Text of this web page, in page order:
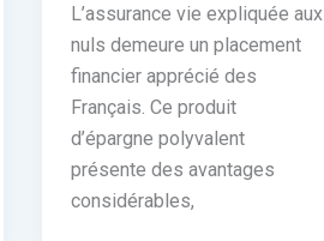
L’assurance vie expliquée aux
nuls demeure un placement
financier apprécié des
Français. Ce produit
d’épargne polyvalent
présente des avantages
considérables,